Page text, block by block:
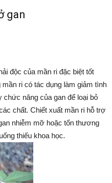
gan
độc của mần ri đặc biệt tốt
ri có tác dụng làm giảm tình
chức năng của gan để loại bỏ
chất. Chiết xuất mần ri hỗ trợ
nhiễm mỡ hoặc tổn thương
thiếu khoa học.